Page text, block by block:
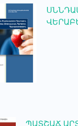
ՊԱՏՇԱՃ